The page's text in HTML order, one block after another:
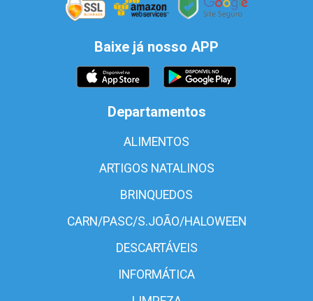
Baixe já nosso APP
Departamentos
ALIMENTOS
ARTIGOS NATALINOS
BRINQUEDOS
CARN/PASC/S.JOÃO/HALOWEEN
DESCARTÁVEIS
INFORMÁTICA